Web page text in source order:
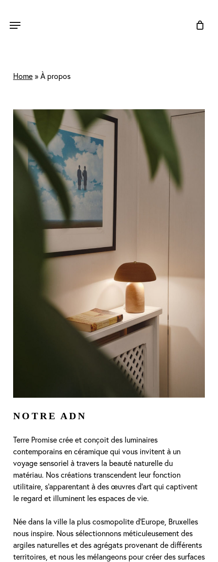
main
Menu
Home»À propos
NOTRE ADN
Terre Promise crée et conçoit des luminaires
contemporains en céramique qui vous invitent à un
voyage sensoriel à travers la beauté naturelle du
matériau. Nos créations transcendent leur fonction
utilitaire, s’apparentant à des œuvres d’art qui captivent
le regard et illuminent les espaces de vie.
Née dans la ville la plus cosmopolite d’Europe, Bruxelles
nous inspire. Nous sélectionnons méticuleusement des
argiles naturelles et des agrégats provenant de différents
territoires, et nous les mélangeons pour créer des surfaces